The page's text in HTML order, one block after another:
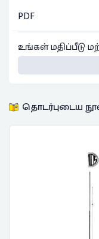
PDF
உங்கள் மதிப்பீடு
தொடர்புடைய